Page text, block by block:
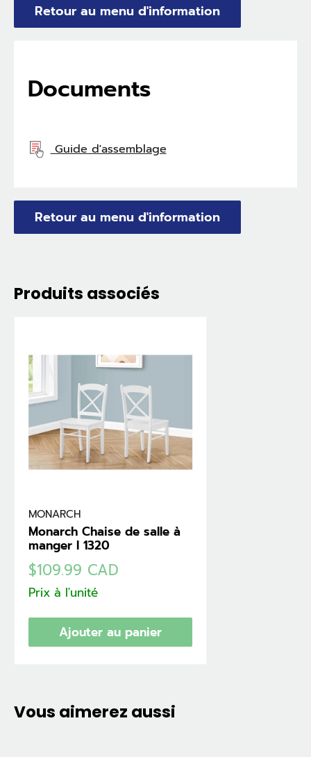
Retour au menu d'information
Documents
Guide d'assemblage
Retour au menu d'information
Produits associés
MONARCH
Monarch Chaise de salle à
manger I 1320
Prix
réduit
$109.99 CAD
Prix à l'unité
Ajouter au panier
Vous aimerez aussi